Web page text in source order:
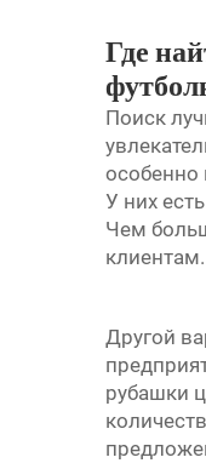
Где
Поиск
особенно
У них
Чем
клиентам.
Другой
рубашки